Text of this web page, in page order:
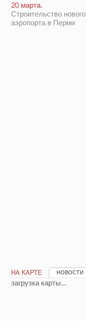
20 марта.
Строительство нового
аэропорта в Перми
НА КАРТЕ НОВОСТИ
загрузка карты...